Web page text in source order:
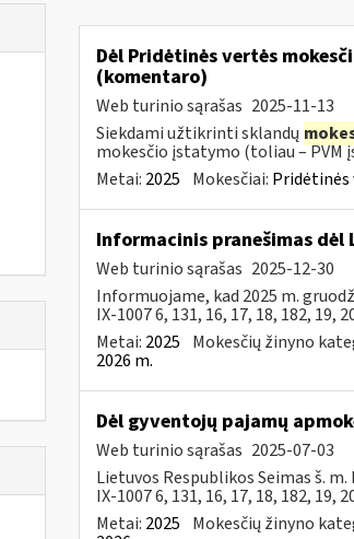
Dėl Pridėtinės vertės
(komentaro)
Web turinio sąrašas 2025-11-13
Siekdami užtikrinti sklandų
mokesčio įstatymo (toliau – PVM
Metai: 2025 Mokesčiai:
Informacinis pranešimas
Web turinio sąrašas 2025-12-30
Informuojame, kad 2025 m.
IX-1007 6, 131, 16, 17, 18, 182, 19,
Metai: 2025 Mokesčių žinyno
2026 m.
Dėl gyventojų pajamų
Web turinio sąrašas 2025-07-03
Lietuvos Respublikos Seimas š.
IX-1007 6, 131, 16, 17, 18, 182, 19,
Metai: 2025 Mokesčių žinyno